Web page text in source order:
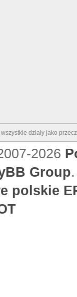
działy jako
2026
Group.
polskie